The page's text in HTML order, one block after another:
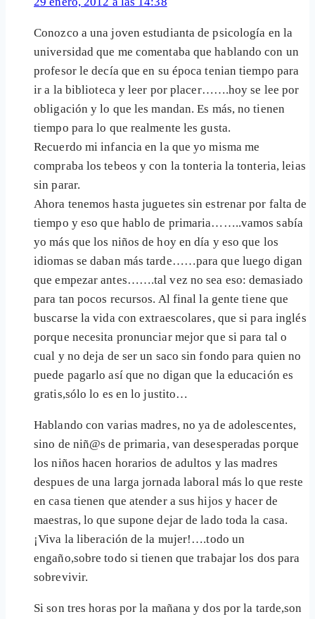
Conozco a una joven estudianta de psicología en la
universidad que me comentaba que hablando con un
profesor le decía que en su época tenian tiempo para
ir a la biblioteca y leer por placer…….hoy se lee por
obligación y lo que les mandan. Es más, no tienen
tiempo para lo que realmente les gusta.
Recuerdo mi infancia en la que yo misma me
compraba los tebeos y con la tonteria la tonteria, leias
sin parar.
Ahora tenemos hasta juguetes sin estrenar por falta de
tiempo y eso que hablo de primaria……..vamos sabía
yo más que los niños de hoy en día y eso que los
idiomas se daban más tarde……para que luego digan
que empezar antes…….tal vez no sea eso: demasiado
para tan pocos recursos. Al final la gente tiene que
buscarse la vida con extraescolares, que si para inglés
porque necesita pronunciar mejor que si para tal o
cual y no deja de ser un saco sin fondo para quien no
puede pagarlo así que no digan que la educación es
gratis,sólo lo es en lo justito…
Hablando con varias madres, no ya de adolescentes,
sino de niñ@s de primaria, van desesperadas porque
los niños hacen horarios de adultos y las madres
despues de una larga jornada laboral más lo que reste
en casa tienen que atender a sus hijos y hacer de
maestras, lo que supone dejar de lado toda la casa.
¡Viva la liberación de la mujer!….todo un
engaño,sobre todo si tienen que trabajar los dos para
sobrevivir.
Si son tres horas por la mañana y dos por la tarde,son